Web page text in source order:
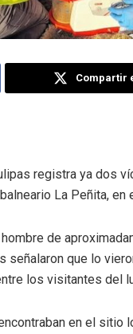
Compartir
registra ya dos
La Peñita, en
de
que lo
los visitantes del
en el sitio